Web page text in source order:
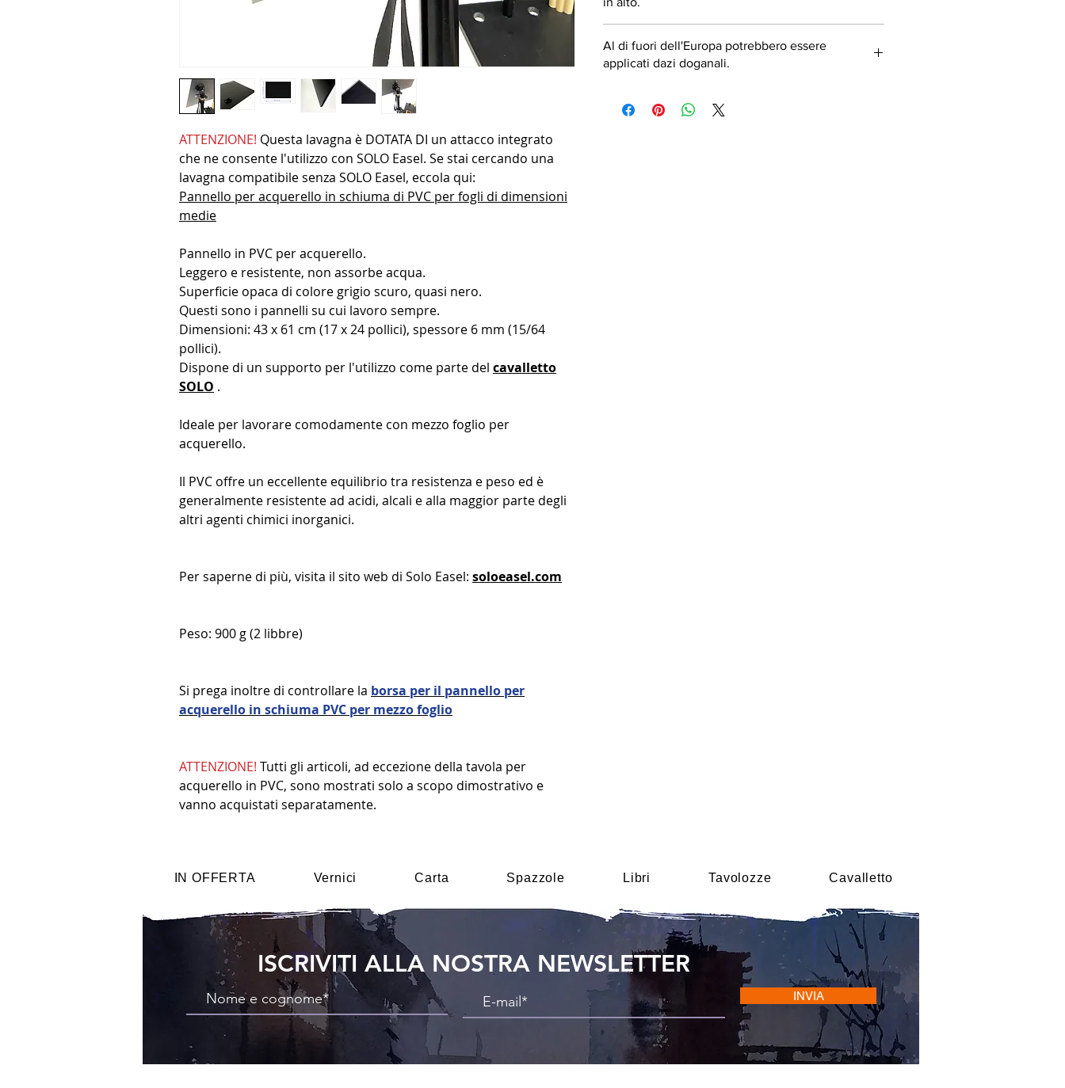
ATTENZIONE! Questa lavagna è DOTATA DI un attacco integrato
che ne consente l'utilizzo con SOLO Easel. Se stai cercando una
lavagna compatibile senza SOLO Easel, eccola qui:
Pannello per acquerello in schiuma di PVC per fogli di dimensioni
medie
Pannello in PVC per acquerello.
Leggero e resistente, non assorbe acqua.
Superficie opaca di colore grigio scuro, quasi nero.
Questi sono i pannelli su cui lavoro sempre.
Dimensioni: 43 x 61 cm (17 x 24 pollici), spessore 6 mm (15/64
pollici).
Dispone di un supporto per l'utilizzo come parte del cavalletto
SOLO .
Ideale per lavorare comodamente con mezzo foglio per
acquerello.
Il PVC offre un eccellente equilibrio tra resistenza e peso ed è
generalmente resistente ad acidi, alcali e alla maggior parte degli
altri agenti chimici inorganici.
Per saperne di più, visita il sito web di Solo Easel: soloeasel.com
Peso: 900 g (2 libbre)
Si prega inoltre di controllare la borsa per il pannello per
acquerello in schiuma PVC per mezzo foglio
ATTENZIONE! Tutti gli articoli, ad eccezione della tavola per
acquerello in PVC, sono mostrati solo a scopo dimostrativo e
vanno acquistati separatamente.
Al di fuori dell'Europa potrebbero essere
applicati dazi doganali.
IN OFFERTA Vernici Carta Spazzole Libri Tavolozze Cavalletto
ISCRIVITI ALLA NOSTRA NEWSLETTER
INVIA